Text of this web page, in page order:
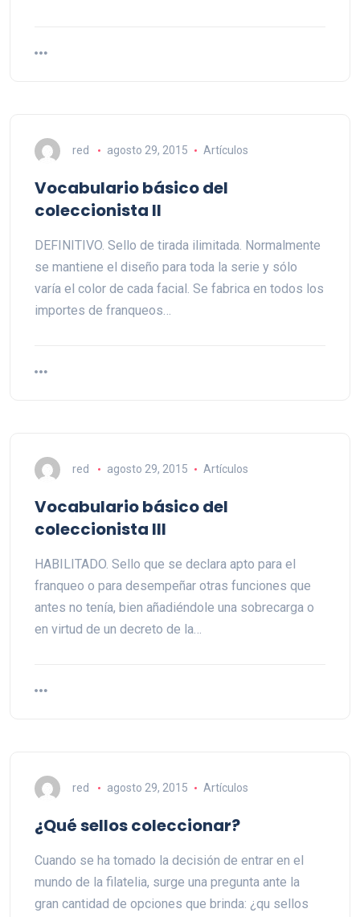
red agosto 29, 2015 Artículos
Vocabulario básico del
coleccionista II
DEFINITIVO. Sello de tirada ilimitada. Normalmente
se mantiene el diseño para toda la serie y sólo
varía el color de cada facial. Se fabrica en todos los
importes de franqueos…
red agosto 29, 2015 Artículos
Vocabulario básico del
coleccionista III
HABILITADO. Sello que se declara apto para el
franqueo o para desempeñar otras funciones que
antes no tenía, bien añadiéndole una sobrecarga o
en virtud de un decreto de la…
red agosto 29, 2015 Artículos
¿Qué sellos coleccionar?
Cuando se ha tomado la decisión de entrar en el
mundo de la filatelia, surge una pregunta ante la
gran cantidad de opciones que brinda: ¿qu sellos